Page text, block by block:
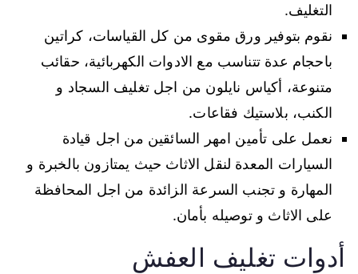
التغليف.
نقوم بتوفير ورق مقوى من كل القياسات، كراتين
باحجام عدة تتناسب مع الادوات الكهربائية، حقائب
متنوعة، أكياس نايلون من اجل تغليف السجاد و
الكنب، بلاستيك فقاعات.
نعمل على تأمين امهر السائقين من اجل قيادة
السيارات المعدة لنقل الاثاث حيث يمتازون بالخبرة و
المهارة و تجنب السرعة الزائدة من اجل المحافظة
على الاثاث و توصيله بأمان.
أدوات تغليف العفش